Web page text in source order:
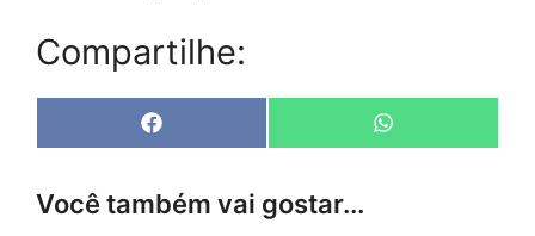
Compartilhe:
Share
on
F
a
e
b
Share
on
W
h
Você também vai gostar...